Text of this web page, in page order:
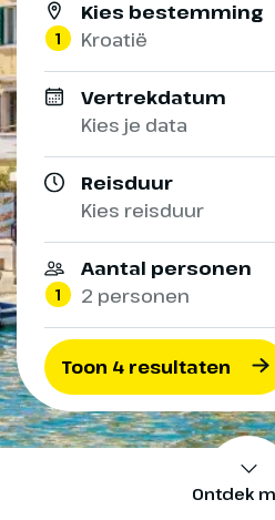
Ontdek
Kies bestemming
1 Kroatië
Vertrekdatum
Kies je data
Reisduur
Kies reisduur
Aantal personen
1 2 personen
Toon 4 resultaten